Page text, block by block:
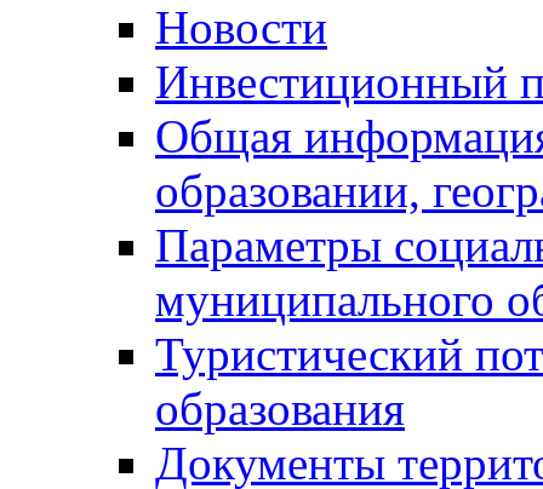
Новости
Инвестиционный
Общая
образовании,
Параметры
муниципального
Туристический
образования
Документы